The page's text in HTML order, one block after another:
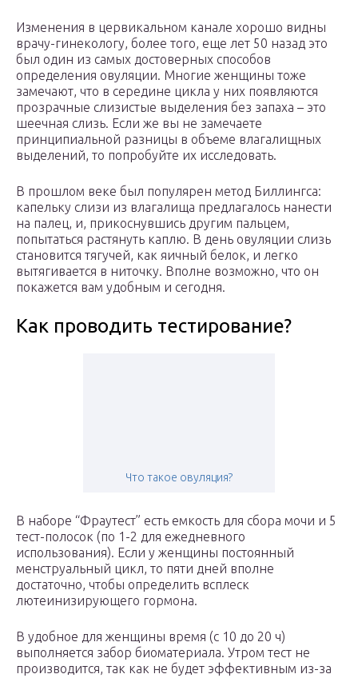
Изменения в цервикальном канале хорошо видны
врачу-гинекологу, более того, еще лет 50 назад это
был один из самых достоверных способов
определения овуляции. Многие женщины тоже
замечают, что в середине цикла у них появляются
прозрачные слизистые выделения без запаха – это
шеечная слизь. Если же вы не замечаете
принципиальной разницы в объеме влагалищных
выделений, то попробуйте их исследовать.
В прошлом веке был популярен метод Биллингса:
капельку слизи из влагалища предлагалось нанести
на палец, и, прикоснувшись другим пальцем,
попытаться растянуть каплю. В день овуляции слизь
становится тягучей, как яичный белок, и легко
вытягивается в ниточку. Вполне возможно, что он
покажется вам удобным и сегодня.
Как проводить тестирование?
Что такое овуляция?
В наборе “Фраутест” есть емкость для сбора мочи и 5
тест-полосок (по 1-2 для ежедневного
использования). Если у женщины постоянный
менструальный цикл, то пяти дней вполне
достаточно, чтобы определить всплеск
лютеинизирующего гормона.
В удобное для женщины время (с 10 до 20 ч)
выполняется забор биоматериала. Утром тест не
производится, так как не будет эффективным из-за